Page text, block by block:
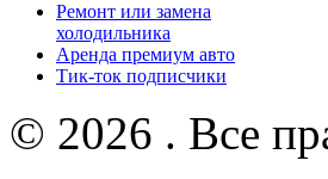
Ремонт или замена
холодильника
Аренда премиум авто
Тик-ток подписчики
© 2026 . Все